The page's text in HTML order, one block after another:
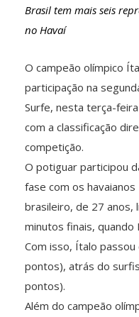
Brasil tem mais seis
no Havaí
O campeão olímpico
participação na
Surfe, nesta terça-
com a classificação
competição.
O potiguar participou
fase com os
brasileiro, de 27 anos,
minutos finais, quando
Com isso, Ítalo
pontos), atrás do
pontos).
Além do campeão